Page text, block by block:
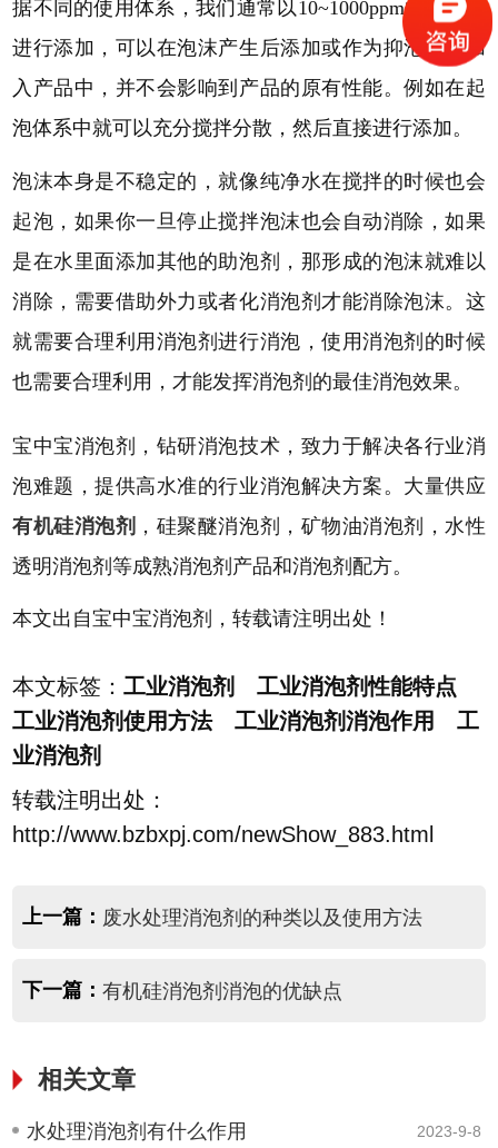
据不同的使用体系，我们通常以10~1000ppm的添加量
进行添加，可以在泡沫产生后添加或作为抑泡组份加
入产品中，并不会影响到产品的原有性能。例如在起
泡体系中就可以充分搅拌分散，然后直接进行添加。
泡沫本身是不稳定的，就像纯净水在搅拌的时候也会
起泡，如果你一旦停止搅拌泡沫也会自动消除，如果
是在水里面添加其他的助泡剂，那形成的泡沫就难以
消除，需要借助外力或者化消泡剂才能消除泡沫。 这
就需要合理利用消泡剂进行消泡，使用消泡剂的时候
也需要合理利用，才能发挥消泡剂的最佳消泡效果。
宝中宝消泡剂，钻研消泡技术，致力于解决各行业消
泡难题，提供高水准的行业消泡解决方案。大量供应
有机硅消泡剂 ，硅聚醚消泡剂，矿物油消泡剂，水性
透明消泡剂等成熟消泡剂产品和消泡剂配方。
本文出自宝中宝消泡剂，转载请注明出处！
本文标签：工业消泡剂 工业消泡剂性能特点
工业消泡剂使用方法 工业消泡剂消泡作用 工
业消泡剂
转载注明出处：
http://www.bzbxpj.com/newShow_883.html
上一篇： 废水处理消泡剂的种类以及使用方法
下一篇： 有机硅消泡剂消泡的优缺点
相关文章
水处理消泡剂有什么作用 2023-9-8